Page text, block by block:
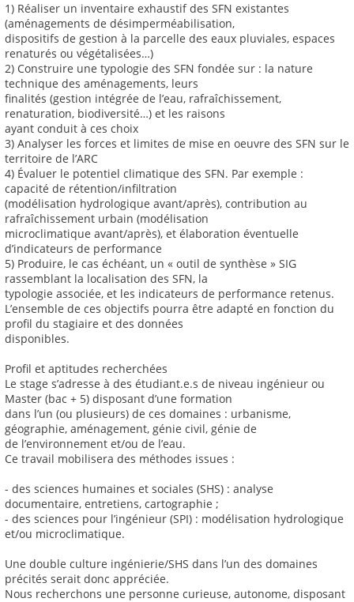
1) Réaliser un inventaire exhaustif des SFN existantes
(aménagements de désimperméabilisation,
dispositifs de gestion à la parcelle des eaux pluviales, espaces
renaturés ou végétalisées…)
2) Construire une typologie des SFN fondée sur : la nature
technique des aménagements, leurs
finalités (gestion intégrée de l’eau, rafraîchissement,
renaturation, biodiversité…) et les raisons
ayant conduit à ces choix
3) Analyser les forces et limites de mise en oeuvre des SFN sur le
territoire de l’ARC
4) Évaluer le potentiel climatique des SFN. Par exemple :
capacité de rétention/infiltration
(modélisation hydrologique avant/après), contribution au
rafraîchissement urbain (modélisation
microclimatique avant/après), et élaboration éventuelle
d’indicateurs de performance
5) Produire, le cas échéant, un « outil de synthèse » SIG
rassemblant la localisation des SFN, la
typologie associée, et les indicateurs de performance retenus.
L’ensemble de ces objectifs pourra être adapté en fonction du
profil du stagiaire et des données
disponibles.
Profil et aptitudes recherchées
Le stage s’adresse à des étudiant.e.s de niveau ingénieur ou
Master (bac + 5) disposant d’une formation
dans l’un (ou plusieurs) de ces domaines : urbanisme,
géographie, aménagement, génie civil, génie de
de l’environnement et/ou de l’eau.
Ce travail mobilisera des méthodes issues :
- des sciences humaines et sociales (SHS) : analyse
documentaire, entretiens, cartographie ;
- des sciences pour l’ingénieur (SPI) : modélisation hydrologique
et/ou microclimatique.
Une double culture ingénierie/SHS dans l’un des domaines
précités serait donc appréciée.
Nous recherchons une personne curieuse, autonome, disposant